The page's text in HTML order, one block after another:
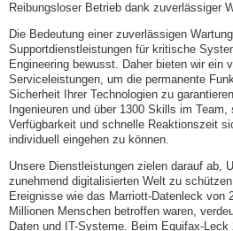
Reibungsloser Betrieb dank zuverlässiger
Die Bedeutung einer zuverlässigen
Supportdienstleistungen für kritische
Engineering bewusst. Daher bieten wir ein
Serviceleistungen, um die permanente
Sicherheit Ihrer Technologien zu
Ingenieuren und über 1300 Skills im
Verfügbarkeit und schnelle Reaktionszeit
individuell eingehen zu können.
Unsere Dienstleistungen zielen darauf ab,
zunehmend digitalisierten Welt zu
Ereignisse wie das Marriott-Datenleck von
Millionen Menschen betroffen waren,
Daten und IT-Systeme. Beim Equifax-Leck